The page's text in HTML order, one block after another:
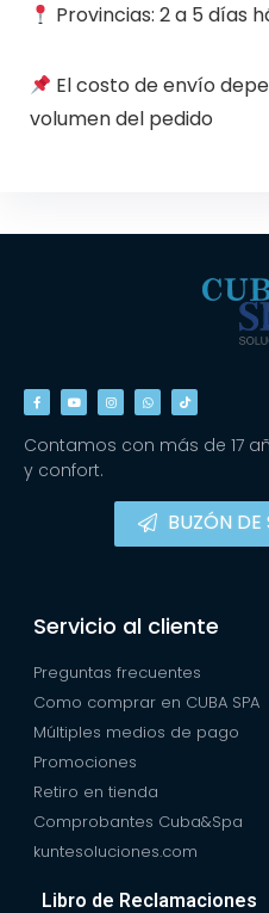
Provincias: 2 a 5 días
El costo de envío
volumen del pedido
Contamos con más de 17
y confort.
BUZÓN DE
Servicio al cliente
Preguntas frecuentes
Como comprar en CUBA SPA
Múltiples medios de pago
Promociones
Retiro en tienda
Comprobantes Cuba&Spa
kuntesoluciones.com
Libro de Reclamaciones